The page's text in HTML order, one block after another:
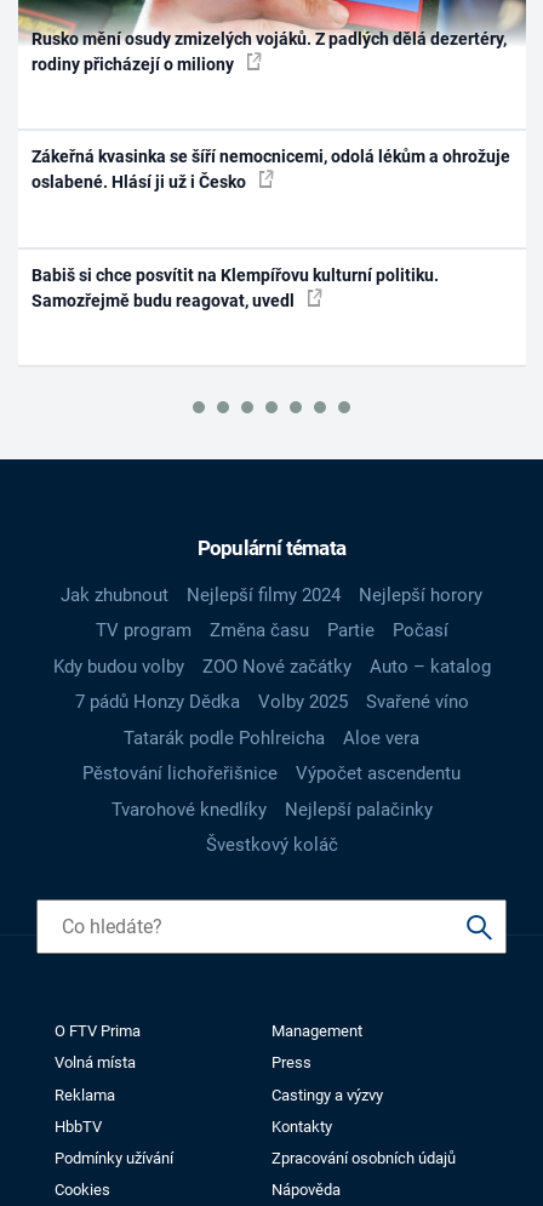
Rusko mění osudy zmizelých vojáků. Z padlých dělá dezertéry,
rodiny přicházejí o miliony
Zákeřná kvasinka se šíří nemocnicemi, odolá lékům a ohrožuje
oslabené. Hlásí ji už i Česko
Babiš si chce posvítit na Klempířovu kulturní politiku.
Samozřejmě budu reagovat, uvedl
Populární témata
Jak zhubnout Nejlepší filmy 2024
Nejlepší horory
TV program
Změna času Partie
Počasí
Kdy budou volby
ZOO Nové začátky
Auto – katalog
7 pádů Honzy Dědka
Volby 2025
Svařené víno
Tatarák podle Pohlreicha
Aloe vera
Pěstování lichořeřišnice
Výpočet ascendentu
Tvarohové knedlíky
Nejlepší palačinky
Švestkový koláč
O FTV Prima
Management
Volná místa
Press
Reklama
Castingy a výzvy
HbbTV
Kontakty
Podmínky užívání
Zpracování osobních údajů
Cookies
Nápověda